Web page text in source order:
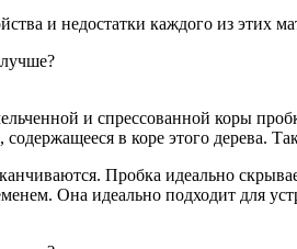
и недостатки каждого из этих
и спрессованной коры
в коре этого дерева.
Пробка идеально
Она идеально подходит для